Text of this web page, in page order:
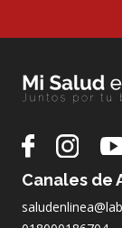
Canales de